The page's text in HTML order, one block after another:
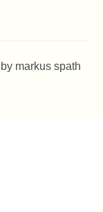
markus spath